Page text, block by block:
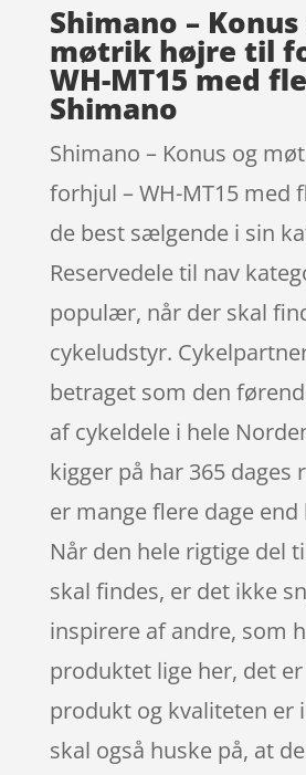
Shimano –
møtrik højre til
WH-MT15 med
Shimano
Shimano – Konus og
forhjul – WH-MT15 med
de best sælgende i sin
Reservedele til nav
populær, når der skal
cykeludstyr.
betraget som den
af cykeldele i hele
kigger på har 365 dages
er mange flere dage
Når den hele rigtige del
skal findes, er det ikke
inspirere af andre, som
produktet lige her, det
produkt og kvaliteten er
skal også huske på, at